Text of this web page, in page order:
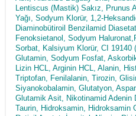
Lentiscus (Mastik) Sakız, Prunus
Yağı, Sodyum Klorür, 1,2-
Diaminobütiroil Benzilamid
Fenoksietanol, Sodyum
Sorbat, Kalsiyum Klorür, CI 19140
Glutamin, Sodyum Fosfat,
Lizin HCL, Arginin HCL, Alanin,
Triptofan, Fenilalanin, Tirozin,
Siyanokobalamin, Glutatyon,
Glutamik Asit, Nikotinamid Adenin
Taurin, Hidroksamin, Hidroksamin